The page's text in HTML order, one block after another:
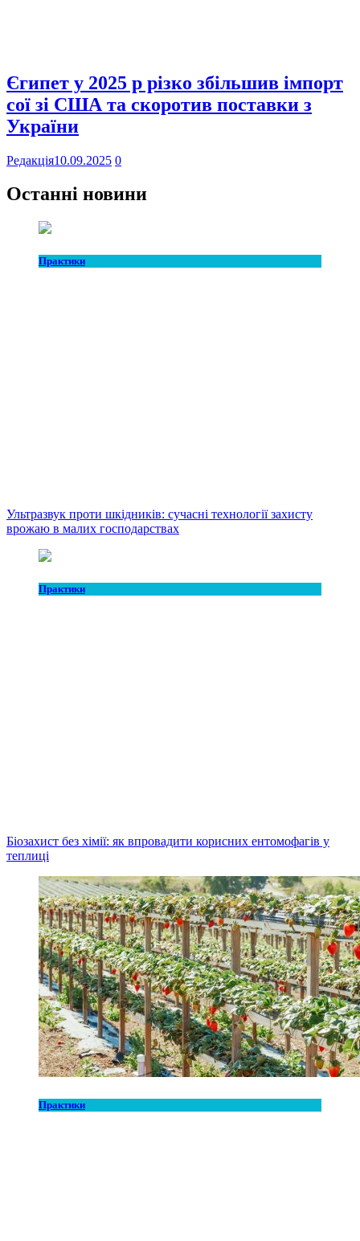
Єгипет у 2025 р різко збільшив імпорт
сої зі США та скоротив поставки з
України
Редакція10.09.2025 0
Останні новини
Практики
Ультразвук проти шкідників: сучасні технології захисту
врожаю в малих господарствах
Практики
Біозахист без хімії: як впровадити корисних ентомофагів у
теплиці
Практики